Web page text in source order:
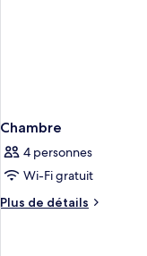
Chambre
4 personnes
Wi-Fi gratuit
Plus de détails
Plus